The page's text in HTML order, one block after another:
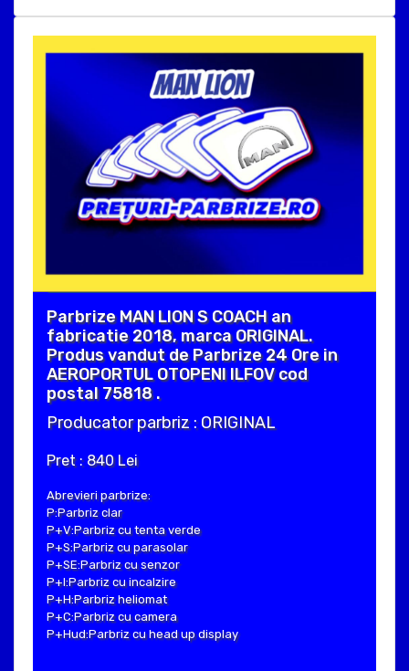
Parbrize MAN LION S COACH an
fabricatie 2018, marca ORIGINAL.
Produs vandut de Parbrize 24 Ore in
AEROPORTUL OTOPENI ILFOV cod
postal 75818 .
Producator parbriz : ORIGINAL
Pret : 840 Lei
Abrevieri parbrize:
P:Parbriz clar
P+V:Parbriz cu tenta verde
P+S:Parbriz cu parasolar
P+SE:Parbriz cu senzor
P+I:Parbriz cu incalzire
P+H:Parbriz heliomat
P+C:Parbriz cu camera
P+Hud:Parbriz cu head up display